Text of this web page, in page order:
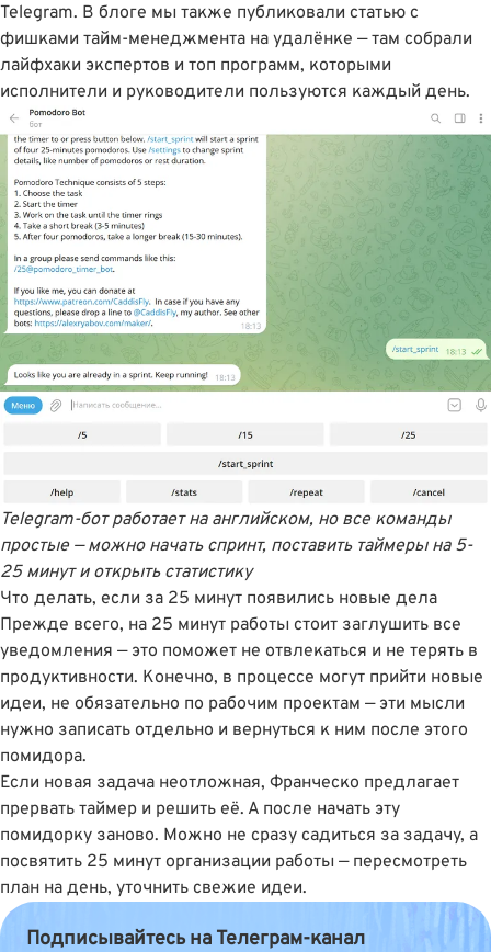
Telegram. В блоге мы также публиковали статью с
фишками тайм-менеджмента на удалёнке — там собрали
лайфхаки экспертов и топ программ, которыми
исполнители и руководители пользуются каждый день.
Telegram-бот работает на английском, но все команды
простые — можно начать спринт, поставить таймеры на 5-
25 минут и открыть статистику
Что делать, если за 25 минут появились новые дела
Прежде всего, на 25 минут работы стоит заглушить все
уведомления — это поможет не отвлекаться и не терять в
продуктивности. Конечно, в процессе могут прийти новые
идеи, не обязательно по рабочим проектам — эти мысли
нужно записать отдельно и вернуться к ним после этого
помидора.
Если новая задача неотложная, Франческо предлагает
прервать таймер и решить её. А после начать эту
помидорку заново. Можно не сразу садиться за задачу, а
посвятить 25 минут организации работы — пересмотреть
план на день, уточнить свежие идеи.
Подписывайтесь на Телеграм-канал